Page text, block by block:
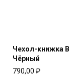
Чехол-книжка
Чёрный
790,00 ₽